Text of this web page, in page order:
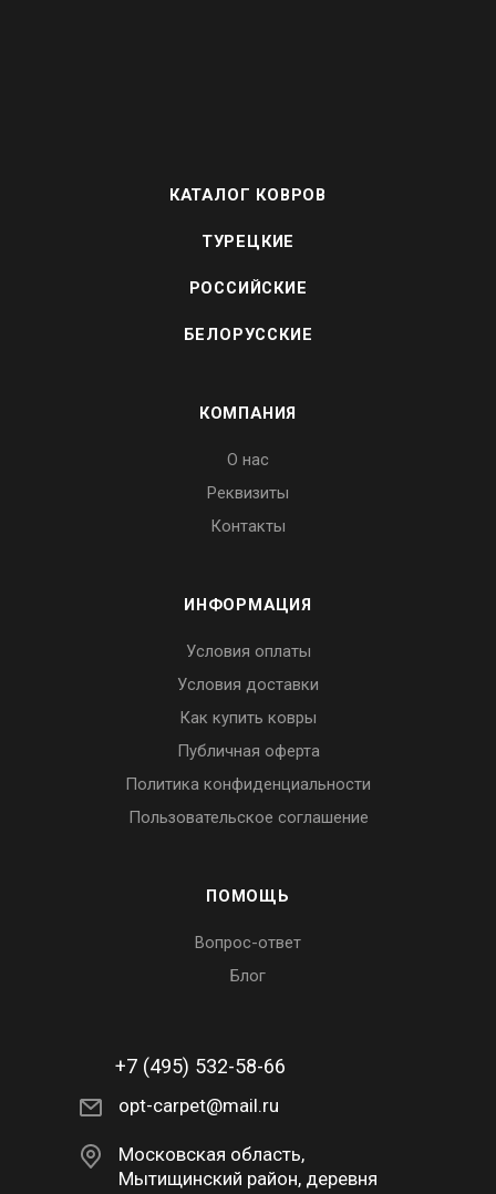
КАТАЛОГ КОВРОВ
ТУРЕЦКИЕ
РОССИЙСКИЕ
БЕЛОРУССКИЕ
КОМПАНИЯ
О нас
Реквизиты
Контакты
ИНФОРМАЦИЯ
Условия оплаты
Условия доставки
Как купить ковры
Публичная оферта
Политика конфиденциальности
Пользовательское соглашение
ПОМОЩЬ
Вопрос-ответ
Блог
+7 (495) 532-58-66
opt-carpet@mail.ru
Московская область,
Мытищинский район, деревня